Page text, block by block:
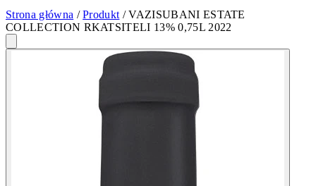
Strona główna /Produkt /VAZISUBANI ESTATE
COLLECTION RKATSITELI 13% 0,75L 2022